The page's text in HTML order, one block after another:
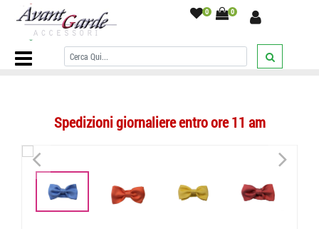
0 0
Home Page/PAPILLON/Tinta Unita/Papillon uomo in seta tinta
unita puntinata cangiante tutti i colori cerimonia
Spedizioni giornaliere entro ore 11 am
< >